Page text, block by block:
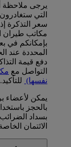
يرجى ملاحظة
التي
سعر التذكرة
مكاتب طيران
بإمكانكم في
المحددة عند
دفع قيمة
التواصل مع
نفسها) للتأكيد.
يمكن لأعضاء
بالحجز
بسداد
الائتمان